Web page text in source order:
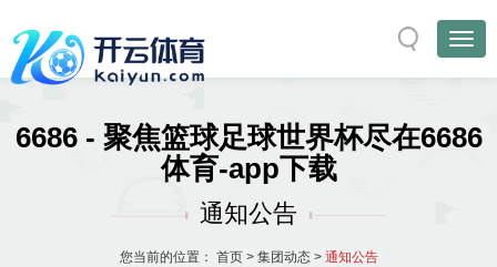
6686 - 聚焦篮球足球世界杯尽在6686
体育-app下载
通知公告
您当前的位置： 首页> 集团动态> 通知公告